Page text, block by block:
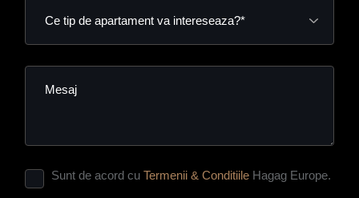
Sunt de acord cuTermenii & Conditiile Hagag Europe.